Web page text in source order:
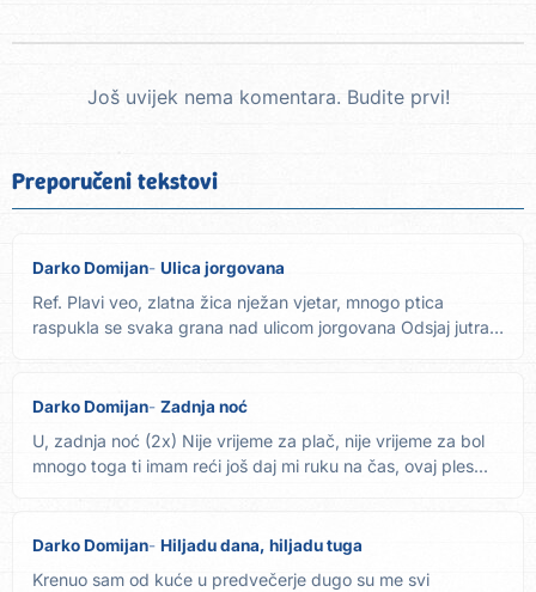
Još uvijek nema komentara. Budite prvi!
Preporučeni tekstovi
Darko Domijan Ulica jorgovana
Ref. Plavi veo, zlatna žica nježan vjetar, mnogo ptica
raspukla se svaka grana nad ulicom jorgovana Odsjaj jutra,
Darko Domijan Zadnja noć
U, zadnja noć (2x) Nije vrijeme za plač, nije vrijeme za bol
mnogo toga ti imam reći još daj mi ruku na čas, ovaj ples...
Darko Domijan Hiljadu dana, hiljadu tuga
Krenuo sam od kuće u predvečerje dugo su me svi